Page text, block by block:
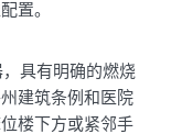
置。
具有明确的燃烧
建筑条例和医院
楼下方或紧邻手